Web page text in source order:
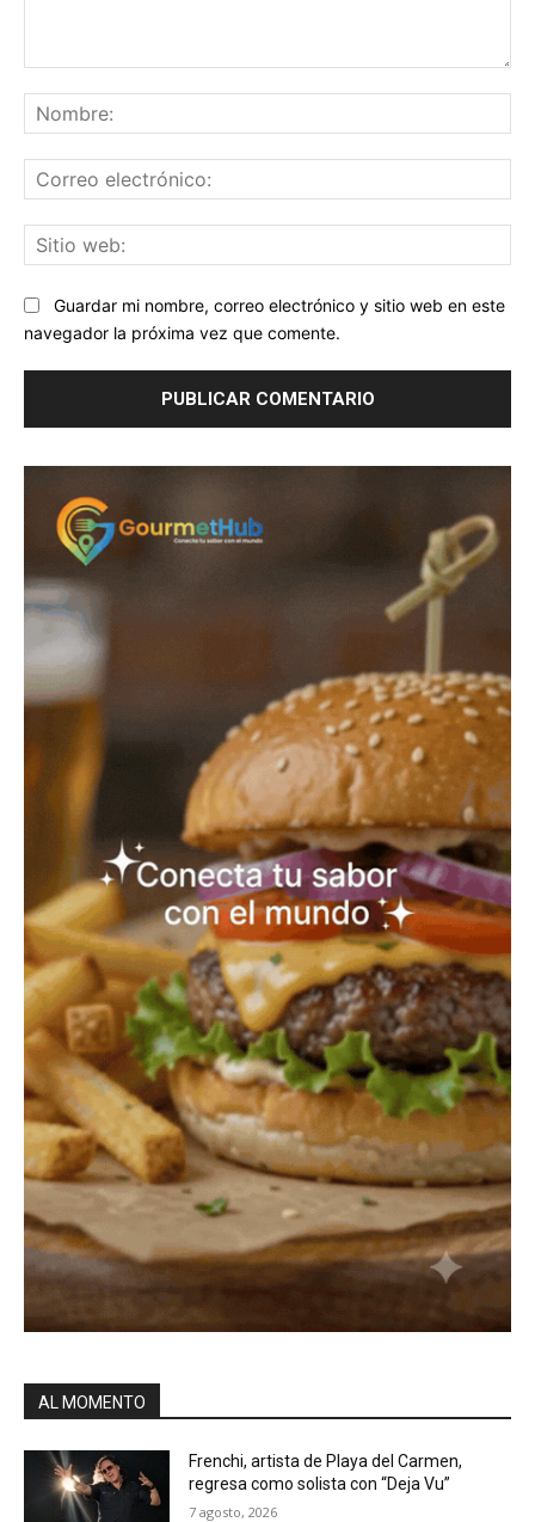
Guardar mi nombre, correo electrónico y sitio web en este
navegador la próxima vez que comente.
AL MOMENTO
Frenchi, artista de Playa del Carmen,
regresa como solista con “Deja Vu”
7 agosto, 2026